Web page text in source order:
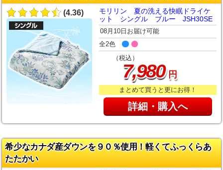
(4.36)
モリリン 夏の洗える快眠ドライケ
ット シングル ブルー JSH30SE
08月10日お届け可能
全2色
（税込）
7,980円
まとめて買うと更にお得！
詳細・購入へ
希少なカナダ産ダウンを９０％使用！軽くてふっくらあ
たたかい